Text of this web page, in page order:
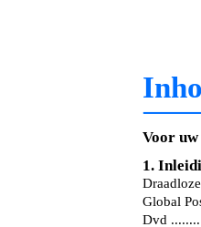
Voor uw
1.
Global
Dvd